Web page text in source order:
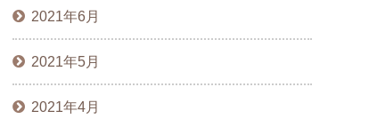
2021年6月
2021年5月
2021年4月